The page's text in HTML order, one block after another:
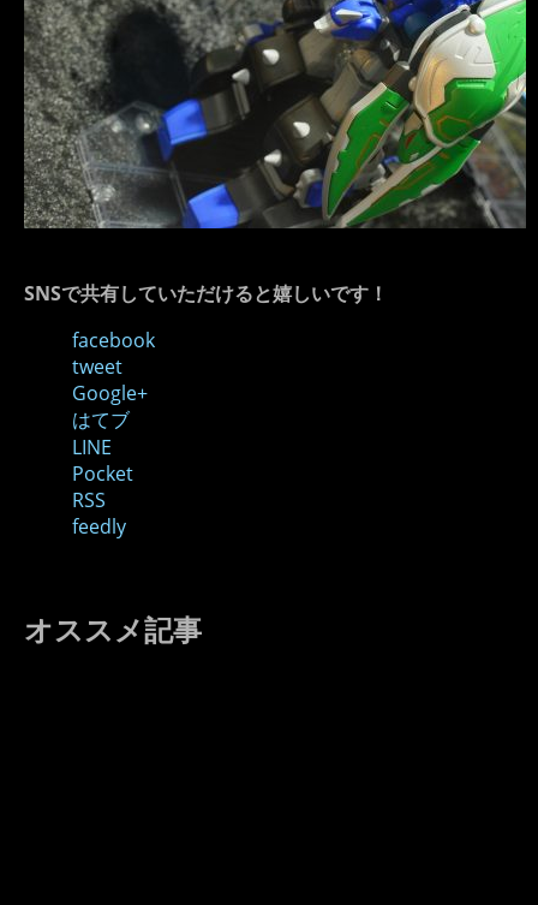
SNSで共有していただけると嬉しいです！
facebook
tweet
Google+
はてブ
LINE
Pocket
RSS
feedly
オススメ記事